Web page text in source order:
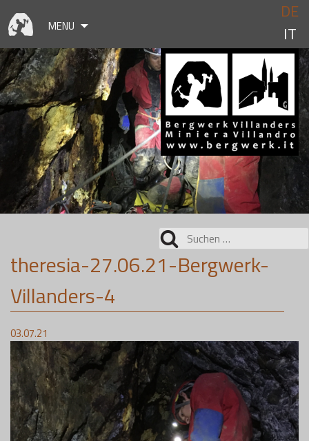
to
content
MENU
DE
IT
Suchen
nach:
theresia-27.06.21-Bergwerk-
Villanders-4
03.07.21